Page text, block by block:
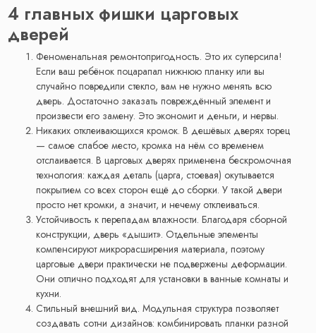
4 главных фишки царговых
дверей
Феноменальная ремонтопригодность. Это их суперсила!
Если ваш ребёнок поцарапал нижнюю планку или вы
случайно повредили стекло, вам не нужно менять всю
дверь. Достаточно заказать повреждённый элемент и
произвести его замену. Это экономит и деньги, и нервы.
Никаких отклеивающихся кромок. В дешёвых дверях торец
— самое слабое место, кромка на нём со временем
отслаивается. В царговых дверях применена бескромочная
технология: каждая деталь (царга, стоевая) окутывается
покрытием со всех сторон ещё до сборки. У такой двери
просто нет кромки, а значит, и нечему отклеиваться.
Устойчивость к перепадам влажности. Благодаря сборной
конструкции, дверь «дышит». Отдельные элементы
компенсируют микрорасширения материала, поэтому
царговые двери практически не подвержены деформации.
Они отлично подходят для установки в ванные комнаты и
кухни.
Стильный внешний вид. Модульная структура позволяет
создавать сотни дизайнов: комбинировать планки разной